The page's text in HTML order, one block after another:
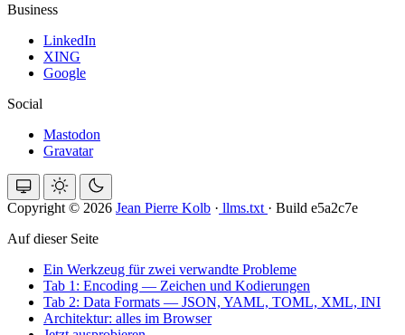
Business
LinkedIn
XING
Google
Social
Mastodon
Gravatar
Copyright © 2026 Jean Pierre Kolb · llms.txt · Build e5a2c7e
Auf dieser Seite
Ein Werkzeug für zwei verwandte Probleme
Tab 1: Encoding — Zeichen und Kodierungen
Tab 2: Data Formats — JSON, YAML, TOML, XML, INI
Architektur: alles im Browser